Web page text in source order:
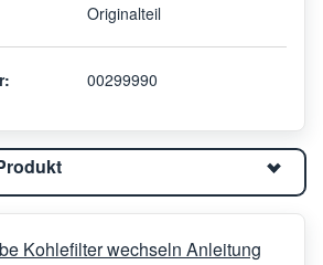
Originalteil
00299990
Kohlefilter wechseln Anleitung